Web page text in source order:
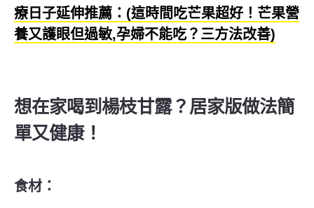
療日子延伸推薦：(這時間吃芒果超好！芒果營
養又護眼但過敏,孕婦不能吃？三方法改善)
想在家喝到楊枝甘露？居家版做法簡
單又健康！
食材：